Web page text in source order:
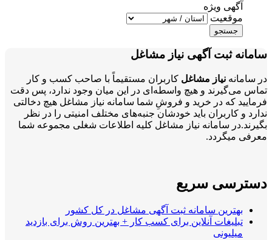
آگهی ویژه
موقعیت
جستجو
سامانه ثبت آگهی نیاز مشاغل
در سامانه نیاز مشاغل کاربران مستقیماً با صاحب کسب و کار
تماس می‌گیرند و هیچ واسطه‌ای در این میان وجود ندارد، پس دقت
فرمایید که در خرید و فروشِ شما سامانه نیاز مشاغل هیچ دخالتی
ندارد و کاربران باید خودشان جنبه‌های مختلف امنیتی را در نظر
بگیرند.در سامانه نیاز مشاغل کلیه اطلاعات شغلی مجموعه شما
معرفی میگردد.
دسترسی سریع
بهترین سامانه ثبت آگهی مشاغل در کل کشور
تبلیغات آنلاین برای کسب کار + بهترین روش برای بازدید
میلیونی